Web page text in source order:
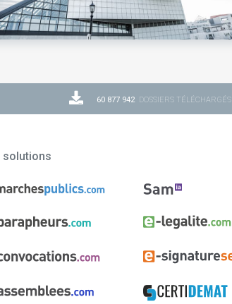
60 877 942DOSSIERS TÉLÉCHARGÉS
solutions